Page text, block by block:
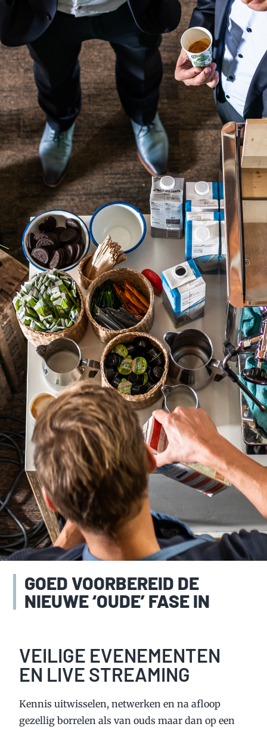
GOED VOORBEREID DE
NIEUWE ‘OUDE’ FASE IN
VEILIGE EVENEMENTEN
EN LIVE STREAMING
Kennis uitwisselen, netwerken en na afloop
gezellig borrelen als van ouds maar dan op een